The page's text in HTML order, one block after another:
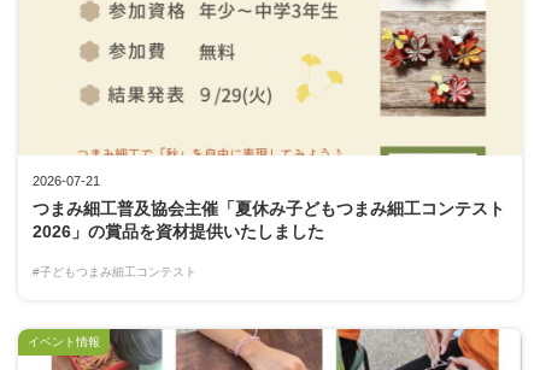
2026-07-21
つまみ細工普及協会主催「夏休み子どもつまみ細工コンテスト
2026」の賞品を資材提供いたしました
#子どもつまみ細工コンテスト
イベント情報